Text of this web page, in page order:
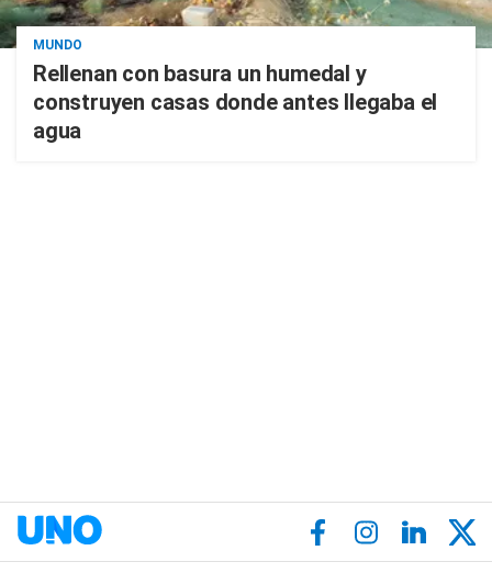
MUNDO
Rellenan con basura un humedal y
construyen casas donde antes llegaba el
agua